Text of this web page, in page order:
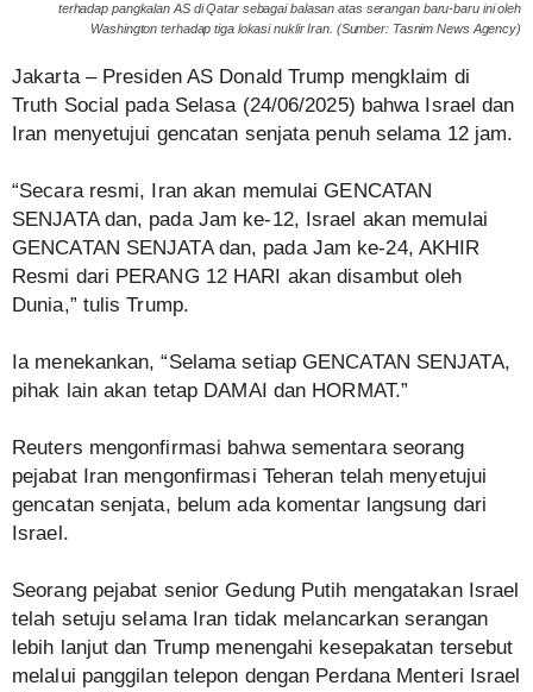
terhadap pangkalan AS di Qatar sebagai balasan atas serangan baru-baru ini oleh
Washington terhadap tiga lokasi nuklir Iran. (Sumber: Tasnim News Agency)
Jakarta – Presiden AS Donald Trump mengklaim di
Truth Social pada Selasa (24/06/2025) bahwa Israel dan
Iran menyetujui gencatan senjata penuh selama 12 jam.
“Secara resmi, Iran akan memulai GENCATAN
SENJATA dan, pada Jam ke-12, Israel akan memulai
GENCATAN SENJATA dan, pada Jam ke-24, AKHIR
Resmi dari PERANG 12 HARI akan disambut oleh
Dunia,” tulis Trump.
Ia menekankan, “Selama setiap GENCATAN SENJATA,
pihak lain akan tetap DAMAI dan HORMAT.”
Reuters mengonfirmasi bahwa sementara seorang
pejabat Iran mengonfirmasi Teheran telah menyetujui
gencatan senjata, belum ada komentar langsung dari
Israel.
Seorang pejabat senior Gedung Putih mengatakan Israel
telah setuju selama Iran tidak melancarkan serangan
lebih lanjut dan Trump menengahi kesepakatan tersebut
melalui panggilan telepon dengan Perdana Menteri Israel